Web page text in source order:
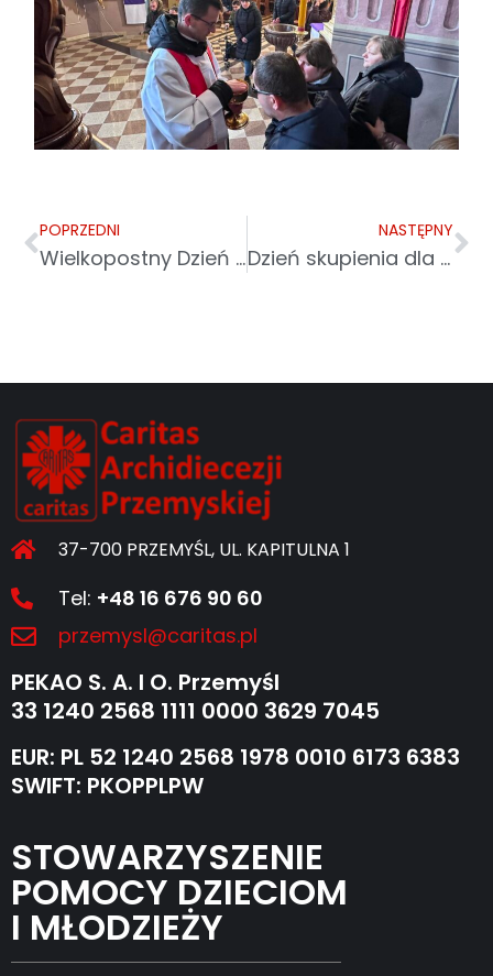
POPRZEDNI
Wielkopostny Dzień Skupienia dla Pracowników Caritas Archidiecezji Przemyskiej regionu łańcuckiego
NASTĘPNY
Dzień skupienia dla pracowników Caritas w Sanoku
37-700 PRZEMYŚL, UL. KAPITULNA 1
Tel: +48 16 676 90 60
przemysl@caritas.pl
PEKAO S. A. I O. Przemyśl
33 1240 2568 1111 0000 3629 7045
EUR: PL 52 1240 2568 1978 0010 6173 6383
SWIFT: PKOPPLPW
STOWARZYSZENIE
POMOCY DZIECIOM
I MŁODZIEŻY